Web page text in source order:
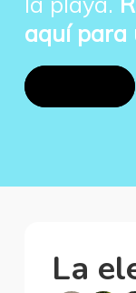
aquí para
La